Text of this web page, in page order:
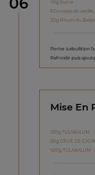
45g Sucre
6 Gousses de vanille
20g Rhum du Belize
Porter à ébullition
Refroidir puis
Mise En
100g TULAKALUM
50g GRUE DE
500g TULAKALUM